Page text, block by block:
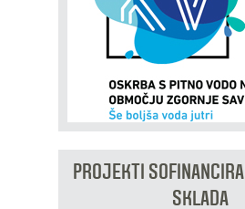
PROJEKTI
SKLADA